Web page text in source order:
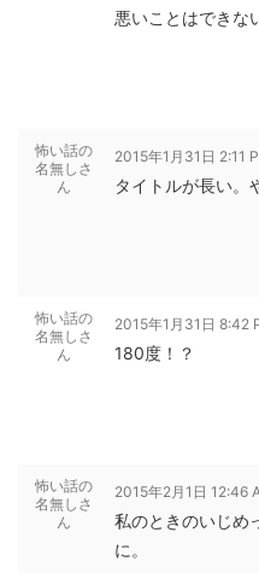
悪いことはできな
怖い話の
名無しさ
ん
2015年1月31日 2:11
タイトルが長い。
怖い話の
名無しさ
ん
2015年1月31日 8:42
180度！？
怖い話の
名無しさ
ん
2015年2月1日 12:46
私のときのいじめ
に。